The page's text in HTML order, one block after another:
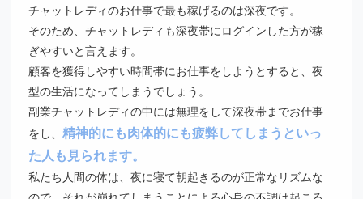
チャットレディのお仕事で最も稼げるのは深夜です。
そのため、チャットレディも深夜帯にログインした方が稼
ぎやすいと言えます。
顧客を獲得しやすい時間帯にお仕事をしようとすると、夜
型の生活になってしまうでしょう。
副業チャットレディの中には無理をして深夜帯までお仕事
をし、精神的にも肉体的にも疲弊してしまうといっ
た人も見られます。
私たち人間の体は、夜に寝て朝起きるのが正常なリズムな